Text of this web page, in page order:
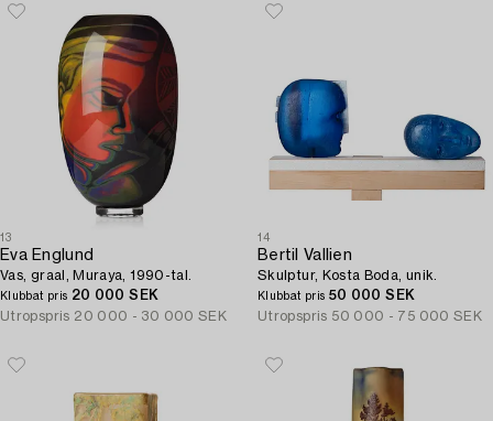
13
Eva Englund
Vas, graal, Muraya, 1990-tal.
Klubbat pris 20 000 SEK
Utropspris 20 000 - 30 000 SEK
14
Bertil Vallien
Skulptur, Kosta Boda, unik.
Klubbat pris 50 000 SEK
Utropspris 50 000 - 75 000 SEK